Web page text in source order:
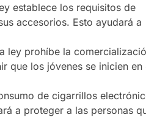
establece los requisitos de
accesorios. Esto ayudará a
ley prohíbe la
que los jóvenes se inicien en
de cigarrillos
a proteger a las personas